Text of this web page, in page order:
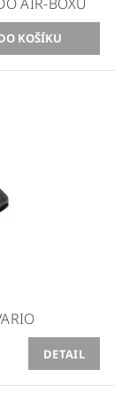
DETAIL